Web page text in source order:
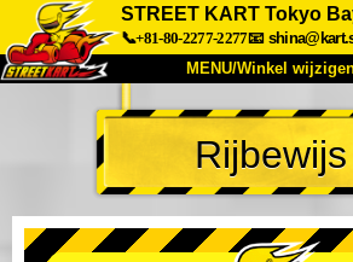
STREET KART Tokyo
📞+81-80-2277-2277📧
MENU/Winkel
TOP
Over Specificaties
Bedrijf
Rijbewijs